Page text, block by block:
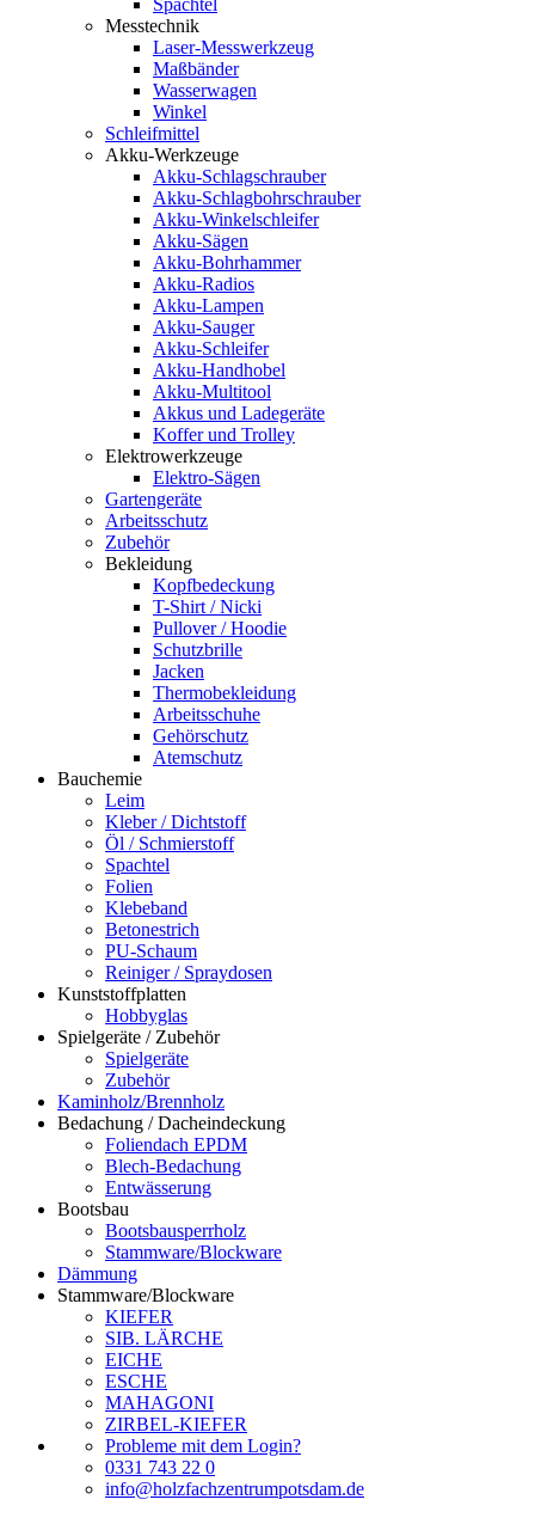
Spachtel
Messtechnik
Laser-Messwerkzeug
Maßbänder
Wasserwagen
Winkel
Schleifmittel
Akku-Werkzeuge
Akku-Schlagschrauber
Akku-Schlagbohrschrauber
Akku-Winkelschleifer
Akku-Sägen
Akku-Bohrhammer
Akku-Radios
Akku-Lampen
Akku-Sauger
Akku-Schleifer
Akku-Handhobel
Akku-Multitool
Akkus und Ladegeräte
Koffer und Trolley
Elektrowerkzeuge
Elektro-Sägen
Gartengeräte
Arbeitsschutz
Zubehör
Bekleidung
Kopfbedeckung
T-Shirt / Nicki
Pullover / Hoodie
Schutzbrille
Jacken
Thermobekleidung
Arbeitsschuhe
Gehörschutz
Atemschutz
Bauchemie
Leim
Kleber / Dichtstoff
Öl / Schmierstoff
Spachtel
Folien
Klebeband
Betonestrich
PU-Schaum
Reiniger / Spraydosen
Kunststoffplatten
Hobbyglas
Spielgeräte / Zubehör
Spielgeräte
Zubehör
Kaminholz/Brennholz
Bedachung / Dacheindeckung
Foliendach EPDM
Blech-Bedachung
Entwässerung
Bootsbau
Bootsbausperrholz
Stammware/Blockware
Dämmung
Stammware/Blockware
KIEFER
SIB. LÄRCHE
EICHE
ESCHE
MAHAGONI
ZIRBEL-KIEFER
Probleme mit dem Login?
0331 743 22 0
info@holzfachzentrumpotsdam.de